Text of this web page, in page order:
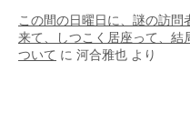
この間の日曜日に、謎の訪
来て、しつこく居座って、結
ついて に 河合雅也 より